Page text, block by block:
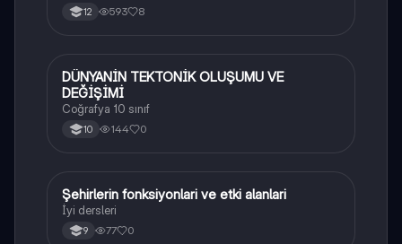
12 593 8
Coğrafya
DÜNYANİN TEKTONİK OLUŞUMU VE
DEĞİŞİMİ
Coğrafya 10 sınıf
10 144 0
Coğrafya
Şehirlerin fonksiyonlari ve etki alanlari
İyi dersleri
9 77 0